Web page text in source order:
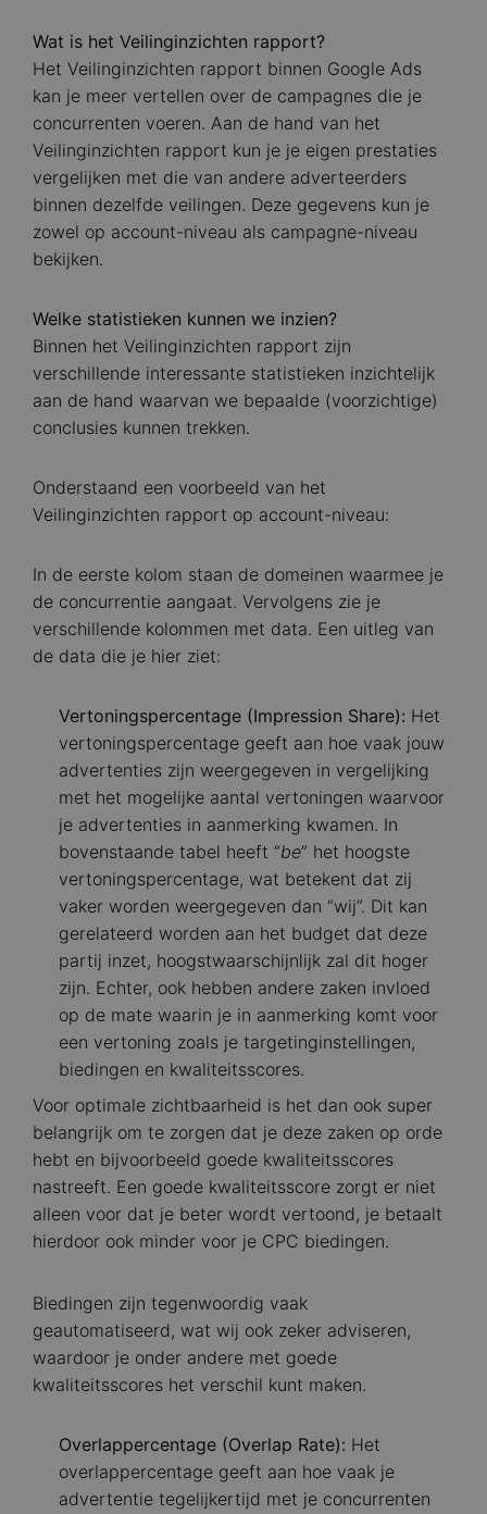
Wat is het Veilinginzichten rapport?
Het Veilinginzichten rapport binnen Google Ads
kan je meer vertellen over de campagnes die je
concurrenten voeren. Aan de hand van het
Veilinginzichten rapport kun je je eigen prestaties
vergelijken met die van andere adverteerders
binnen dezelfde veilingen. Deze gegevens kun je
zowel op account-niveau als campagne-niveau
bekijken.
Welke statistieken kunnen we inzien?
Binnen het Veilinginzichten rapport zijn
verschillende interessante statistieken inzichtelijk
aan de hand waarvan we bepaalde (voorzichtige)
conclusies kunnen trekken.
Onderstaand een voorbeeld van het
Veilinginzichten rapport op account-niveau:
In de eerste kolom staan de domeinen waarmee je
de concurrentie aangaat. Vervolgens zie je
verschillende kolommen met data. Een uitleg van
de data die je hier ziet:
Vertoningspercentage (Impression Share): Het
vertoningspercentage geeft aan hoe vaak jouw
advertenties zijn weergegeven in vergelijking
met het mogelijke aantal vertoningen waarvoor
je advertenties in aanmerking kwamen. In
bovenstaande tabel heeft “be” het hoogste
vertoningspercentage, wat betekent dat zij
vaker worden weergegeven dan “wij”. Dit kan
gerelateerd worden aan het budget dat deze
partij inzet, hoogstwaarschijnlijk zal dit hoger
zijn. Echter, ook hebben andere zaken invloed
op de mate waarin je in aanmerking komt voor
een vertoning zoals je targetinginstellingen,
biedingen en kwaliteitsscores.
Voor optimale zichtbaarheid is het dan ook super
belangrijk om te zorgen dat je deze zaken op orde
hebt en bijvoorbeeld goede kwaliteitsscores
nastreeft. Een goede kwaliteitsscore zorgt er niet
alleen voor dat je beter wordt vertoond, je betaalt
hierdoor ook minder voor je CPC biedingen.
Biedingen zijn tegenwoordig vaak
geautomatiseerd, wat wij ook zeker adviseren,
waardoor je onder andere met goede
kwaliteitsscores het verschil kunt maken.
Overlappercentage (Overlap Rate): Het
overlappercentage geeft aan hoe vaak je
advertentie tegelijkertijd met je concurrenten